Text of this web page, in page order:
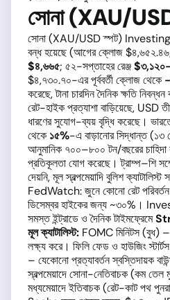
সোনা (XAU/
সোনা (XAU/USD স্পট)
বন্ধ হয়েছে (আগের ক্লোজ $৪,৬৫২.৪৬;
$৪,৬৬৫; ৫২-সপ্তাহের রেঞ্জ
$৪,৭৩০.৭০-এর পূর্ববর্তী ক্লোজ থেকে
করেছে, টানা চারদিন দৈনিক ক্ষতি
রেট-হাইক প্রত্যাশা বাড়িয়েছে, USD
ধারণের সুযোগ-ব্যয় বৃদ্ধি করেছে।
থেকে ১৫%-এ বাড়ানোর সিদ্ধান্ত
আনুমানিক ৭০০–৮০০ টন/বছরের চাহিদা
প্রতিকূলতা যোগ করেছে। ট্রাম্প–শি
দেয়নি, মূল স্বল্পমেয়াদি বুলিশ
FedWatch: জুনে কোনো রেট পরিবর্তন
ডিসেম্বর হাইকের জন্য ~৩০%।
সমস্ত ইন্ট্রাডে ও দৈনিক টাইমফ্রেমে
মূল ক্যাটালিস্ট: FOMC মিনিটস (বুধ)
লক্ষ্য করে। ফিলি ফেড ও হাউজিং
– যেকোনো প্রত্যাবর্তন স্বস্তিদায়ক
স্বল্পমেয়াদে সোনা-নেতিবাচক (কম
মধ্যমেয়াদে ইতিবাচক (রেট-কাট পথ